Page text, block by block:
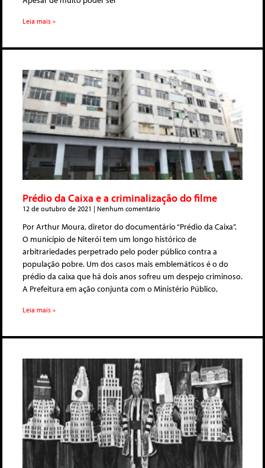
Leia mais »
Prédio da Caixa e a criminalização do filme
12 de outubro de 2021 Nenhum comentário
Por Arthur Moura, diretor do documentário “Prédio da Caixa”.
O município de Niterói tem um longo histórico de
arbitrariedades perpetrado pelo poder público contra a
população pobre. Um dos casos mais emblemáticos é o do
prédio da caixa que há dois anos sofreu um despejo criminoso.
A Prefeitura em ação conjunta com o Ministério Público,
Leia mais »